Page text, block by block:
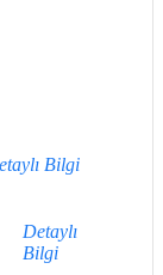
Bilgi
Detaylı
Bilgi